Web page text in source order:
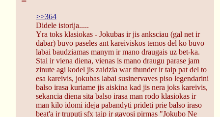
>>364
Didele istorija.....
Yra toks klasiokas - Jokubas ir jis anksciau (gal net ir
dabar) buvo paseles ant kareiviskos temos del ko buvo
labai baudziamas manym ir mano draugais uz bet-ka.
Stai ir viena diena, vienas is mano draugu parase jam
zinute agi kodel jis zaidzia war thunder ir taip pat del to
esa kareivis, jokubas labai susinervaves piso legendarini
balso irasa kuriame jis aiskina kad jis nera joks kareivis,
sekancia diena sita balso irasa man rodo klasiokas ir
man kilo idomi ideja pabandyti prideti prie balso iraso
beat'a ir truputi sfx taip ir gavosi pirmas "Jokubo Ne